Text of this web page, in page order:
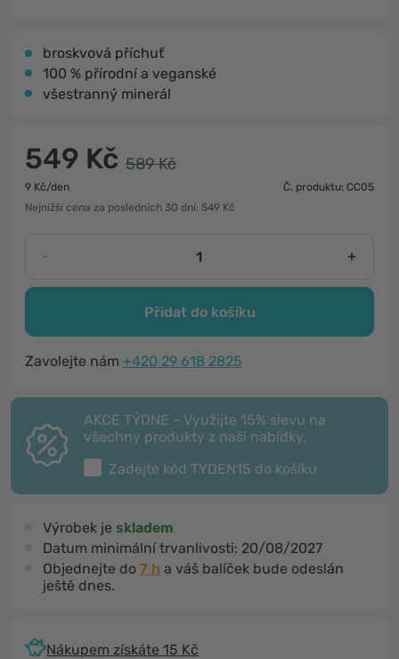
broskvová příchuť
100 % přírodní a veganské
všestranný minerál
549 Kč 589 Kč
9 Kč/den
Č. produktu: CC05
Nejnižší cena za posledních 30 dní: 549 Kč
- +
Přidat do košíku
Zavolejte nám +420 29 618 2825
AKCE TÝDNE - Využijte 15% slevu na
všechny produkty z naší nabídky.
Zadejte kód TYDEN15 do košíku
Výrobek je skladem
Datum minimální trvanlivosti: 20/08/2027
Objednejte do 7 h a váš balíček bude odeslán
ještě dnes.
Nákupem získáte 15 Kč